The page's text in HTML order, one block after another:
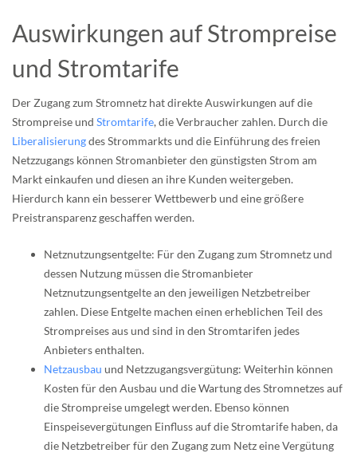
Auswirkungen auf Strompreise
und Stromtarife
Der Zugang zum Stromnetz hat direkte Auswirkungen auf die
Strompreise und Stromtarife, die Verbraucher zahlen. Durch die
Liberalisierungdes Strommarkts und die Einführung des freien
Netzzugangs können Stromanbieter den günstigsten Strom am
Markt einkaufen und diesen an ihre Kunden weitergeben.
Hierdurch kann ein besserer Wettbewerb und eine größere
Preistransparenz geschaffen werden.
Netznutzungsentgelte: Für den Zugang zum Stromnetz und
dessen Nutzung müssen die Stromanbieter
Netznutzungsentgelte an den jeweiligen Netzbetreiber
zahlen. Diese Entgelte machen einen erheblichen Teil des
Strompreises aus und sind in den Stromtarifen jedes
Anbieters enthalten.
Netzausbau und Netzzugangsvergütung: Weiterhin können
Kosten für den Ausbau und die Wartung des Stromnetzes auf
die Strompreise umgelegt werden. Ebenso können
Einspeisevergütungen Einfluss auf die Stromtarife haben, da
die Netzbetreiber für den Zugang zum Netz eine Vergütung